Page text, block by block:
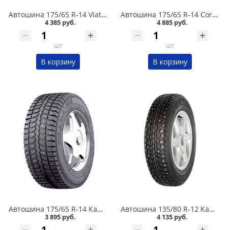
Автошина 175/65 R-14 Viatti Brina Nordico V-522 82T шип в Кургане
4 385 руб.
шт
В корзину
Автошина 175/65 R-14 Cordiant Snow Cross 2 86T шип в Кургане
4 885 руб.
шт
В корзину
Автошина 175/65 R-14 Кама 505 82T шип в Кургане
3 895 руб.
Автошина 135/80 R-12 Кама 503 68Q шип в Кургане
4 135 руб.